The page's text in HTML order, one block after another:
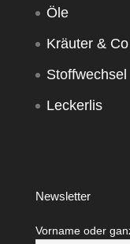
Öle
Kräuter & Co
Stoffwechsel
Leckerlis
Newsletter
Vorname oder